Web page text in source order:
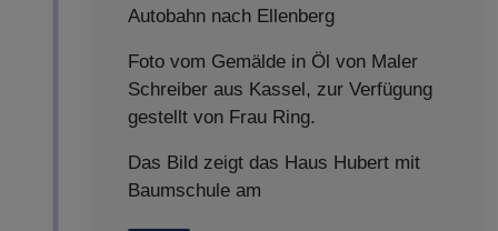
Autobahn nach Ellenberg
Foto vom Gemälde in Öl von Maler
Schreiber aus Kassel, zur Verfügung
gestellt von Frau Ring.
Das Bild zeigt das Haus Hubert mit
Baumschule am